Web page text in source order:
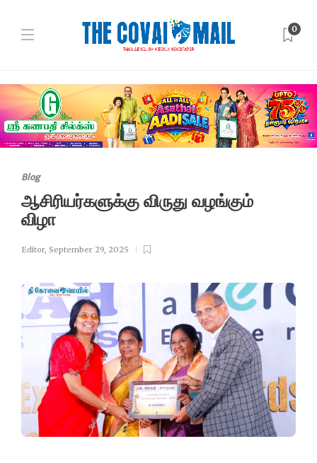
0
Blog
ஆசிரியர்களுக்கு விருது வழங்கும்
விழா
Editor, September 29, 2025